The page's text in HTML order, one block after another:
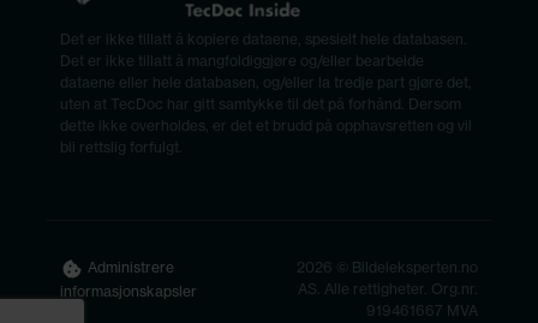
Det er ikke tillatt å kopiere dataene, spesielt hele databasen.
Det er ikke tillatt å mangfoldiggjøre og/eller bearbeide
dataene eller hele databasen, og/eller la tredje part gjøre det,
uten at TecDoc har gitt samtykke til det på forhånd. Dersom
dette ikke overholdes, er det et brudd på opphavsretten og vil
bli rettslig forfulgt.
Administrere
informasjonskapsler
2026 © Bildeleksperten.no
AS. Alle rettigheter. Org.nr.
919461667 MVA